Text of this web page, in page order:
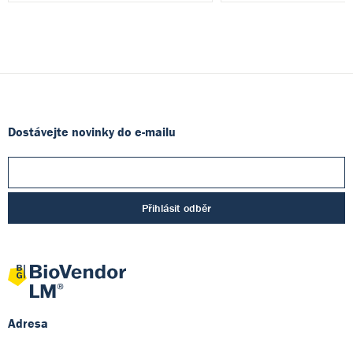
Dostávejte novinky do e-mailu
Přihlásit odběr
Adresa